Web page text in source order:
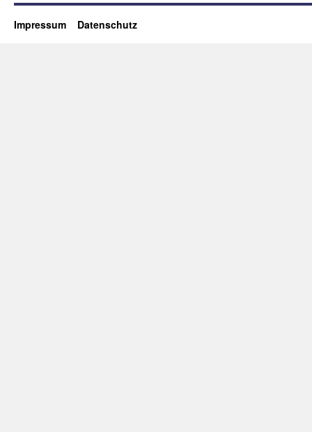
Impressum Datenschutz